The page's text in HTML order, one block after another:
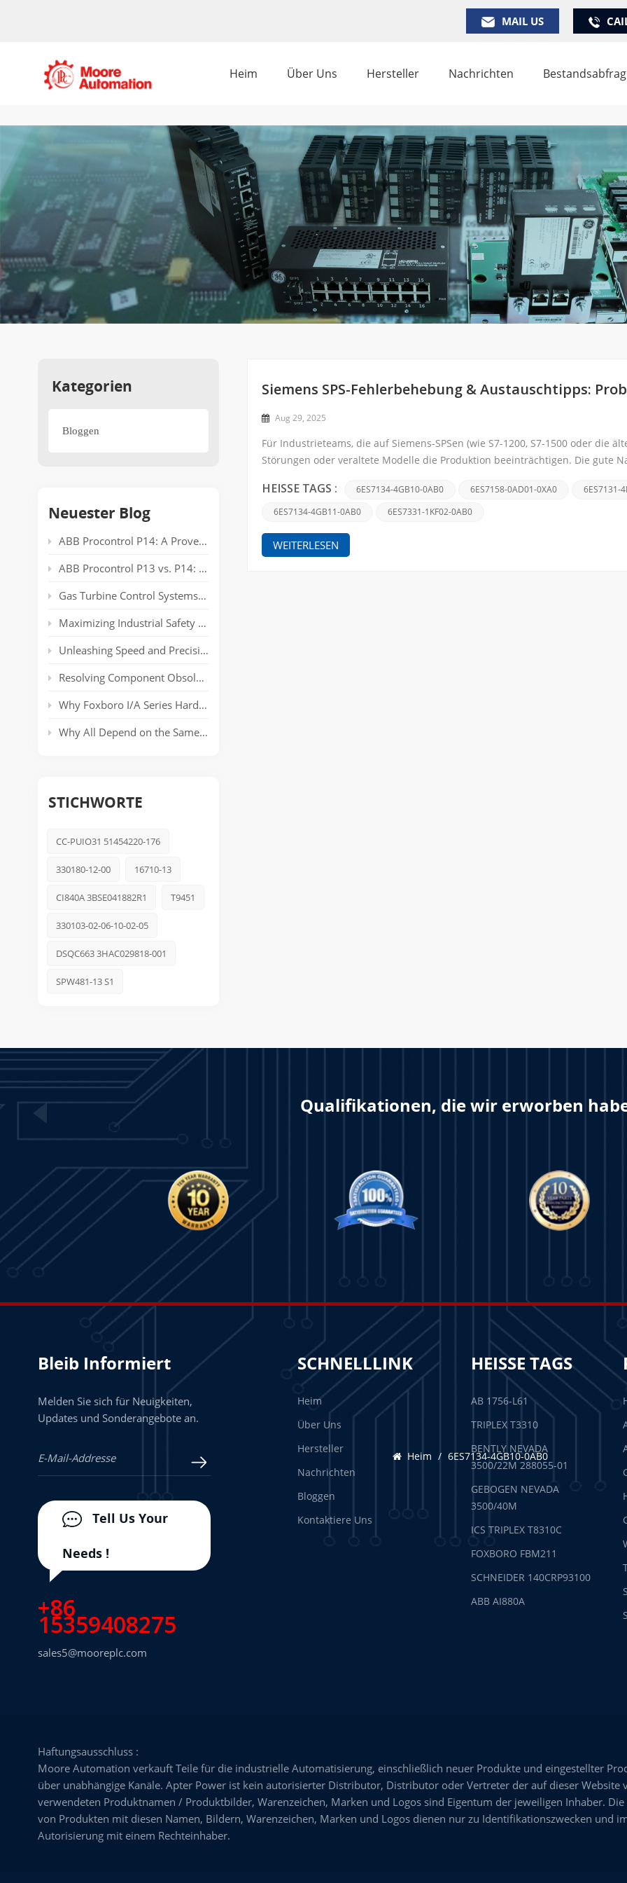
MAIL US
Heim Über Uns Hersteller Nachrichten
Suche
Heim / 6ES7134-4GB10-0AB0
Kategorien
Bloggen
Neuester Blog
ABB Procontrol P14: A Proven Power Plant Automation System Supporting Reliable Generation for Decades
ABB Procontrol P13 vs. P14: Technical Comparison and Spare Parts Guide
Gas Turbine Control Systems: Common Automation Platforms and Spare Parts Used in Power Generation
Maximizing Industrial Safety and Connectivity with the HIMA HIMatrix Series
Unleashing Speed and Precision: The Power of ABB’s AC 800PEC Control System
Resolving Component Obsolescence in ICS Triplex Trusted® T8000 Series Safety Systems
Why Foxboro I/A Series Hardware Still Dominates Long-Life Process Plants
Why All Depend on the Same Safety Platform: Triconex
STICHWORTE
CC-PUIO31 51454220-176
330180-12-00 16710-13
CI840A 3BSE041882R1 T9451
330103-02-06-10-02-05
DSQC663 3HAC029818-001
SPW481-13 S1
Siemens SPS-Fehlerbehebung & Austauschtipps:
Aug 29, 2025
Für Industrieteams, die auf Siemens-SPSen (wie S7-1200, S7-1500 oder die
Störungen oder veraltete Modelle die Produktion beeinträchtigen. Die gute
HEISSE TAGS : 6ES7134-4GB10-0AB0 6ES7158-0AD01-0XA0
6ES7131-
6ES7134-4GB11-0AB0
6ES7331-1KF02-0AB0
WEITERLESEN
Qualifikationen, die wir erworben
Bleib Informiert
Melden Sie sich für Neuigkeiten,
Updates und Sonderangebote an.
Tell Us Your
Needs !
+86
15359408275
sales5@mooreplc.com
SCHNELLLINK
Heim
Über Uns
Hersteller
Nachrichten
Bloggen
Kontaktiere Uns
HEISSE TAGS
AB 1756-L61
TRIPLEX T3310
BENTLY NEVADA
3500/22M 288055-01
GEBOGEN NEVADA
3500/40M
ICS TRIPLEX T8310C
FOXBORO FBM211
SCHNEIDER 140CRP93100
ABB AI880A
Haftungsausschluss :
Moore Automation verkauft Teile für die industrielle Automatisierung, einschließlich neuer Produkte und eingestellter
über unabhängige Kanäle. Apter Power ist kein autorisierter Distributor, Distributor oder Vertreter der auf dieser Website
verwendeten Produktnamen / Produktbilder, Warenzeichen, Marken und Logos sind Eigentum der jeweiligen Inhaber.
von Produkten mit diesen Namen, Bildern, Warenzeichen, Marken und Logos dienen nur zu Identifikationszwecken und
Autorisierung mit einem Rechteinhaber.